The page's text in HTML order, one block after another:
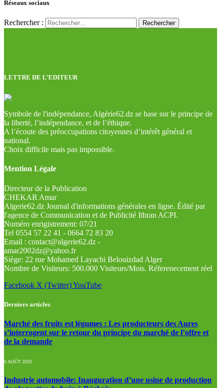
Réseaux sociaux
Rechercher :
LETTRE DE L’EDITEUR
Symbole de l'indépendance, Algérie62.dz se base sur le principe de
la liberté, l’indépendance, et de l’éthique.
A l’écoute des préoccupations citoyennes d’intérêt général et
national.
Choix difficile mais pas impossible.
Mention Légale
Directeur de la Publication
CHEKAR Amar
Algerie62.dz Journal d'informations générales en ligne. Édité par
l'agence de Communication et de Publicité Ithran ACPI.
Numéro enrigistrement: 07/21
Tel 0554 57 22 41 - 0664 72 83 20
Email : contact@algerie62.dz -
amar2002dz@yahoo.fr
Siège: 22 rue Mohamed Layachi Belouizdad Alger
Nombre de Visiteurs: 500.000 Visiteurs/Mois. Réferenecement réel
Facebook X (Twitter)YouTube
Derniers articles
Marché des fruits est légumes : Les producteurs des Aures
s’interrogent sur le retour du principe du marché de l’offre et
de la demande
6 AOÛT 2026
Industrie automobile: Inauguration d’une usine de production